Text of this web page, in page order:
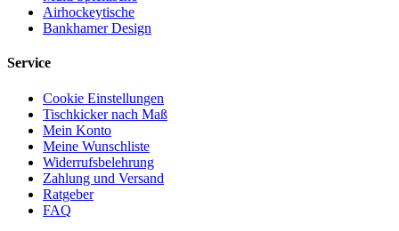
Airhockeytische
Bankhamer Design
Service
Cookie Einstellungen
Tischkicker nach Maß
Mein Konto
Meine Wunschliste
Widerrufsbelehrung
Zahlung und Versand
Ratgeber
FAQ